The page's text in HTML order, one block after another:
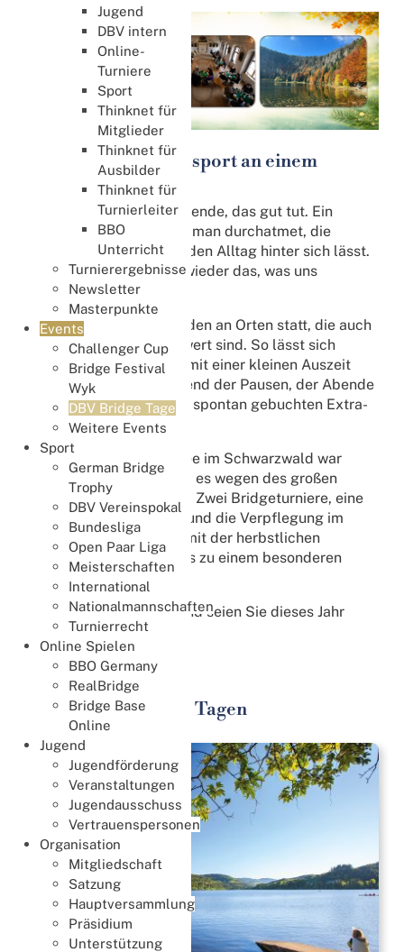
Jugend
DBV intern
Online-
Turniere
Sport
Thinknet für
Mitglieder
Thinknet für
Ausbilder
Thinknet für
Turnierleiter
BBO
Unterricht
Turnierergebnisse
Newsletter
Masterpunkte
Events
Challenger Cup
Bridge Festival
Wyk
DBV Bridge Tage
Weitere Events
Sport
German Bridge
Trophy
DBV Vereinspokal
Bundesliga
Open Paar Liga
Meisterschaften
International
Nationalmannschaften
Turnierrecht
Online Spielen
BBO Germany
RealBridge
Bridge Base
Online
Jugend
Jugendförderung
Veranstaltungen
Jugendausschuss
Vertrauenspersonen
Organisation
Mitgliedschaft
Satzung
Hauptversammlung
Präsidium
Unterstützung
Erholung und Denksport an einem
schönen Ort
Ein verlängertes Wochenende, das gut tut. Ein
gemütlicher Ort, an dem man durchatmet, die
Landschaft genießt und den Alltag hinter sich lässt.
Und dazwischen immer wieder das, was uns
verbindet: Bridge.
Die DBV Bridge Tage finden an Orten statt, die auch
ohne Bridge eine Reise wert sind. So lässt sich
sportlicher Wettbewerb mit einer kleinen Auszeit
verbinden – die Sie während der Pausen, der Abende
oder vielleicht bei einem spontan gebuchten Extra-
Tag genießen können.
Der malerische Ort Titisee im Schwarzwald war
2025 unser Ziel und wird es wegen des großen
Erfolges auch 2026 sein. Zwei Bridgeturniere, eine
Turnierleiterfortbildung und die Verpflegung im
Kurhaus verbinden sich mit der herbstlichen
Atmosphäre des Kurortes zu einem besonderen
Erlebnis.
Erleben Sie es selbst – und seien Sie dieses Jahr
dabei.
News zu den Bridge Tagen